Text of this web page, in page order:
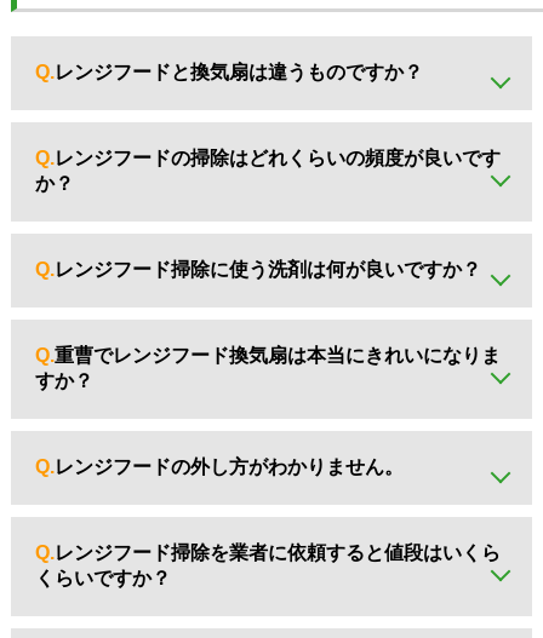
Q.レンジフードと換気扇は違うものですか？
A.一般的に「換気扇」と呼ばれるものの多くは、壁に取り
付けられたプロペラ式です。
「レンジフード換気扇」はコンロの上にかぶせるフード型
で、油煙やニオイを効率よく吸い込むのが特徴です。
Q.レンジフードの掃除はどれくらいの頻度が良いです
か？
A.目安は3か月に1回程度です。油汚れがひどくなる前に、
こまめな掃除をおすすめします。
Q.レンジフード掃除に使う洗剤は何が良いですか？
A.中性洗剤や重曹を溶かしたお湯が手軽で安心です。
頑固な油汚れには、アルカリ性の専用クリーナーも効果的
です。
Q.重曹でレンジフード換気扇は本当にきれいになりま
すか？
A.はい、ぬるま湯に重曹を溶かしてフィルターをつけ置き
すれば油汚れが落ちやすくなります。環境にもやさしい方
法です。
Q.レンジフードの外し方がわかりません。
A.多くの機種はフィルターや整流板を手前に引いて外せま
す。
ただしモデルによって外し方が異なるため、取扱説明書の
確認をおすすめします。
Q.レンジフード掃除を業者に依頼すると値段はいくら
くらいですか？
A.一般的な相場は1万円〜2万円ほどです。